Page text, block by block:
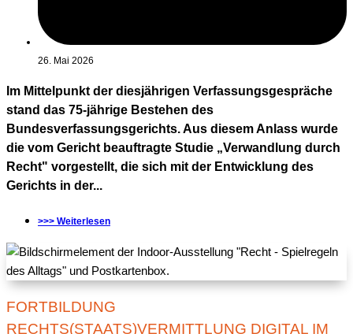
26. Mai 2026
Im Mittelpunkt der diesjährigen Verfassungsgespräche
stand das 75-jährige Bestehen des
Bundesverfassungsgerichts. Aus diesem Anlass wurde
die vom Gericht beauftragte Studie „Verwandlung durch
Recht" vorgestellt, die sich mit der Entwicklung des
Gerichts in der...
>>> Weiterlesen
FORTBILDUNG
RECHTS(STAATS)VERMITTLUNG DIGITAL IM